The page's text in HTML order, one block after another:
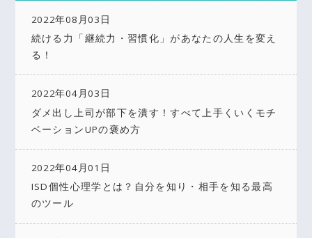
2022年08月03日
続ける力「継続力・習慣化」があなたの人生を変え
る！
2022年04月03日
ダメ出し上司が部下を潰す！すべて上手くいくモチ
ベーションUPの褒め方
2022年04月01日
ISD個性心理学とは？自分を知り・相手を知る最高
のツール